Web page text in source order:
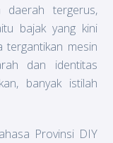
daerah tergerus,
bajak yang kini
tergantikan mesin
dan identitas
banyak istilah
Provinsi DIY